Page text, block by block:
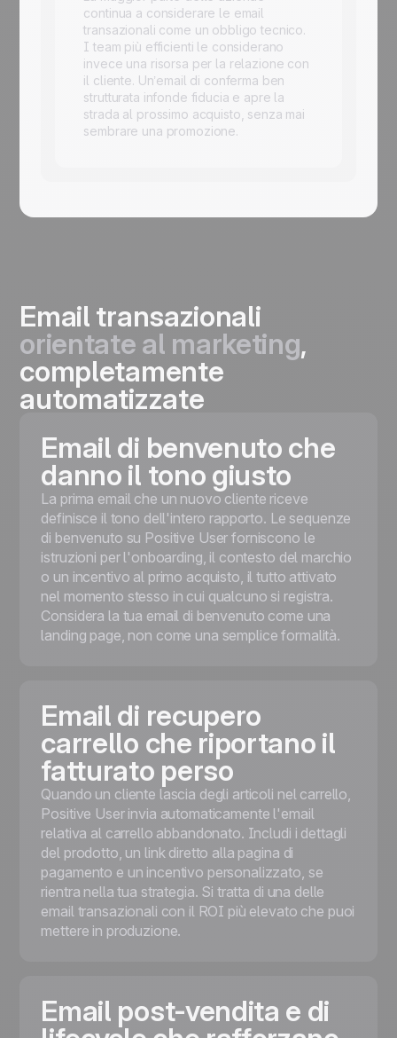
continua a considerare le email
transazionali come un obbligo tecnico.
I team più efficienti le considerano
invece una risorsa per la relazione con
il cliente. Un’email di conferma ben
strutturata infonde fiducia e apre la
strada al prossimo acquisto, senza mai
sembrare una promozione.
Email transazionali
orientate al marketing,
completamente
automatizzate
Email di benvenuto che
danno il tono giusto
La prima email che un nuovo cliente riceve
definisce il tono dell'intero rapporto. Le sequenze
di benvenuto su Positive User forniscono le
istruzioni per l'onboarding, il contesto del marchio
o un incentivo al primo acquisto, il tutto attivato
nel momento stesso in cui qualcuno si registra.
Considera la tua email di benvenuto come una
landing page, non come una semplice formalità.
Email di recupero
carrello che riportano il
fatturato perso
Quando un cliente lascia degli articoli nel carrello,
Positive User invia automaticamente l'email
relativa al carrello abbandonato. Includi i dettagli
del prodotto, un link diretto alla pagina di
pagamento e un incentivo personalizzato, se
rientra nella tua strategia. Si tratta di una delle
email transazionali con il ROI più elevato che puoi
mettere in produzione.
Email post-vendita e di